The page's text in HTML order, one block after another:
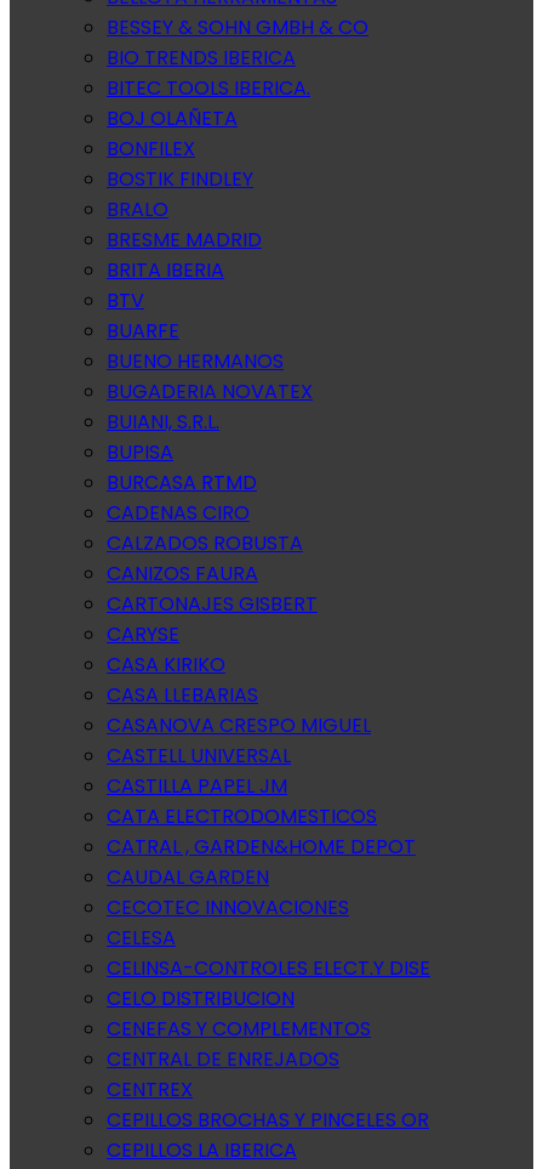
BESSEY & SOHN GMBH & CO
BIO TRENDS IBERICA
BITEC TOOLS IBERICA.
BOJ OLAÑETA
BONFILEX
BOSTIK FINDLEY
BRALO
BRESME MADRID
BRITA IBERIA
BTV
BUARFE
BUENO HERMANOS
BUGADERIA NOVATEX
BUIANI, S.R.L.
BUPISA
BURCASA RTMD
CADENAS CIRO
CALZADOS ROBUSTA
CANIZOS FAURA
CARTONAJES GISBERT
CARYSE
CASA KIRIKO
CASA LLEBARIAS
CASANOVA CRESPO MIGUEL
CASTELL UNIVERSAL
CASTILLA PAPEL JM
CATA ELECTRODOMESTICOS
CATRAL , GARDEN&HOME DEPOT
CAUDAL GARDEN
CECOTEC INNOVACIONES
CELESA
CELINSA-CONTROLES ELECT.Y DISE
CELO DISTRIBUCION
CENEFAS Y COMPLEMENTOS
CENTRAL DE ENREJADOS
CENTREX
CEPILLOS BROCHAS Y PINCELES OR
CEPILLOS LA IBERICA